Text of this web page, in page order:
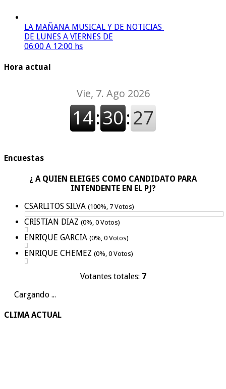
LA MAÑANA MUSICAL Y DE NOTICIAS
DE LUNES A VIERNES DE
06:00 A 12:00 hs
Hora actual
Encuestas
¿ A QUIEN ELEIGES COMO CANDIDATO PARA
INTENDENTE EN EL PJ?
CSARLITOS SILVA (100%, 7 Votos)
CRISTIAN DIAZ (0%, 0 Votos)
ENRIQUE GARCIA (0%, 0 Votos)
ENRIQUE CHEMEZ (0%, 0 Votos)
Votantes totales: 7
Cargando ...
CLIMA ACTUAL